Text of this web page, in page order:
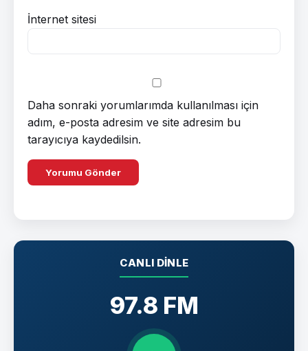
İnternet sitesi
Daha sonraki yorumlarımda kullanılması için
adım, e-posta adresim ve site adresim bu
tarayıcıya kaydedilsin.
CANLI DINLE
97.8 FM